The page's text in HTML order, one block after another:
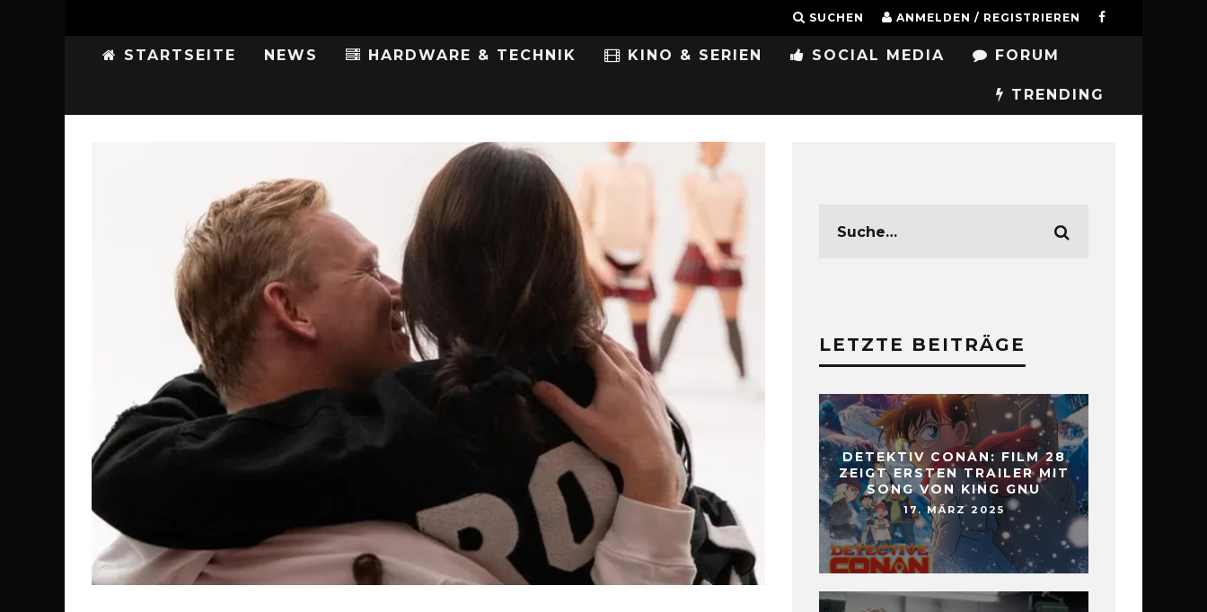
SUCHEN ANMELDEN / REGISTRIEREN
STARTSEITE NEWS HARDWARE & TECHNIK KINO & SERIEN SOCIAL MEDIA FORUM
TRENDING
LETZTE BEITRÄGE
DETEKTIV CONAN: FILM 28
ZEIGT ERSTEN TRAILER MIT
SONG VON KING GNU
17. MÄRZ 2025